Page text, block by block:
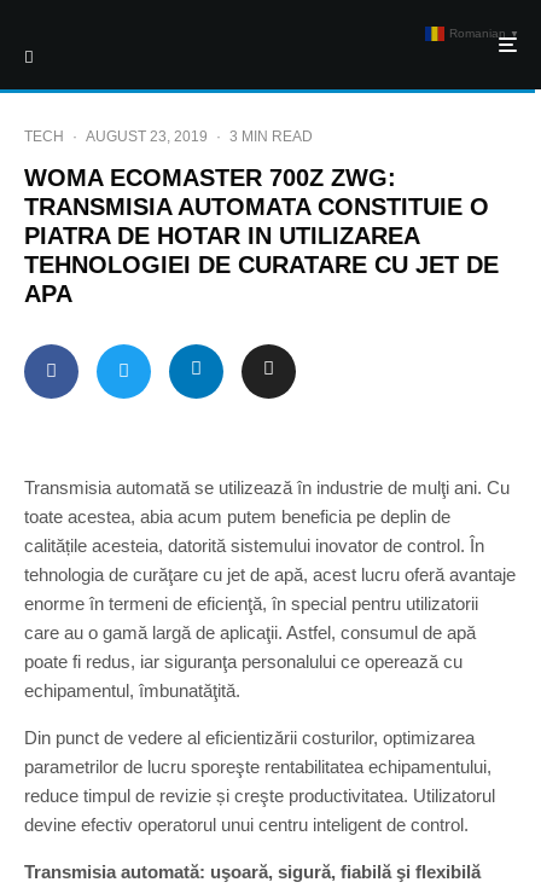
TECH · AUGUST 23, 2019 · 3 MIN READ
WOMA ECOMASTER 700Z ZWG:
TRANSMISIA AUTOMATA CONSTITUIE O
PIATRA DE HOTAR IN UTILIZAREA
TEHNOLOGIEI DE CURATARE CU JET DE
APA
Transmisia automată se utilizează în industrie de mulţi ani. Cu
toate acestea, abia acum putem beneficia pe deplin de
calitățile acesteia, datorită sistemului inovator de control. În
tehnologia de curăţare cu jet de apă, acest lucru oferă avantaje
enorme în termeni de eficienţă, în special pentru utilizatorii
care au o gamă largă de aplicaţii. Astfel, consumul de apă
poate fi redus, iar siguranţa personalului ce operează cu
echipamentul, îmbunatăţită.
Din punct de vedere al eficientizării costurilor, optimizarea
parametrilor de lucru sporeşte rentabilitatea echipamentului,
reduce timpul de revizie și creşte productivitatea. Utilizatorul
devine efectiv operatorul unui centru inteligent de control.
Transmisia automată: uşoară, sigură, fiabilă şi flexibilă
Romanian ▼